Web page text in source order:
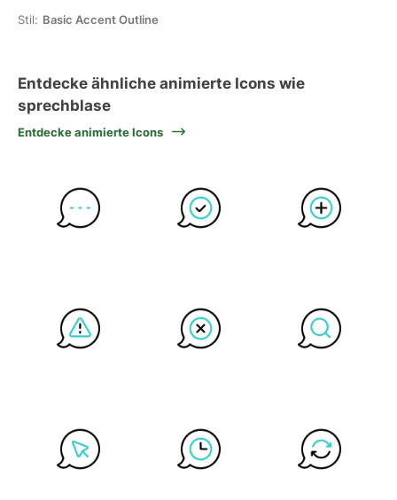
Stil: Basic Accent Outline
Entdecke ähnliche animierte Icons wie
sprechblase
Entdecke animierte Icons